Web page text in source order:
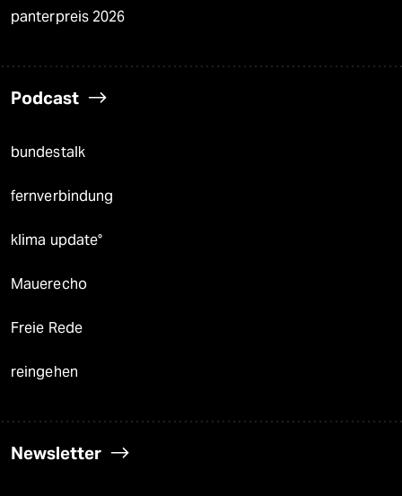
panterpreis 2026
Podcast
bundestalk
fernverbindung
klima update°
Mauerecho
Freie Rede
reingehen
Newsletter